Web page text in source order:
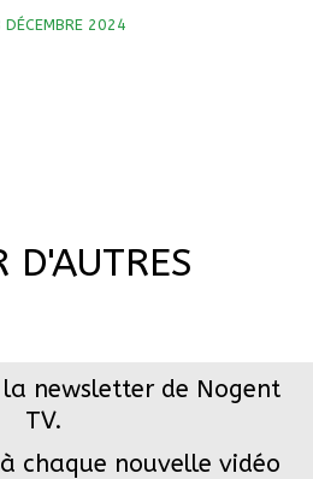
DÉCEMBRE 2024
D'AUTRES
newsletter de Nogent
TV.
chaque nouvelle vidéo